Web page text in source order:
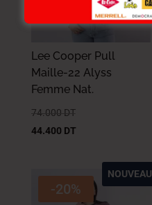
Lee Cooper Pull
Maille-22 Alyss
Femme Nat.
74.000 DT
44.400 DT
-20%
NOUVEAU